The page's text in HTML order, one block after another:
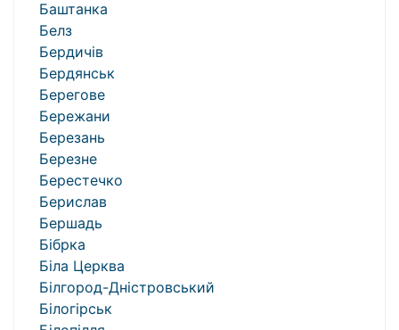
Баштанка
Белз
Бердичів
Бердянськ
Берегове
Бережани
Березань
Березне
Берестечко
Берислав
Бершадь
Бібрка
Біла Церква
Білгород-Дністровський
Білогірськ